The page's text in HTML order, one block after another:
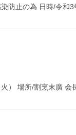
防止の為 日時/令和3
火） 場所/割烹末廣